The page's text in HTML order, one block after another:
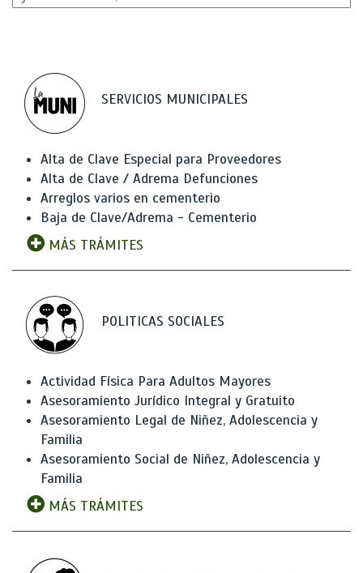
SERVICIOS MUNICIPALES
Alta de Clave Especial para Proveedores
Alta de Clave / Adrema Defunciones
Arreglos varios en cementerio
Baja de Clave/Adrema - Cementerio
MÁS TRÁMITES
POLITICAS SOCIALES
Actividad Física Para Adultos Mayores
Asesoramiento Jurídico Integral y Gratuito
Asesoramiento Legal de Niñez, Adolescencia y
Familia
Asesoramiento Social de Niñez, Adolescencia y
Familia
MÁS TRÁMITES